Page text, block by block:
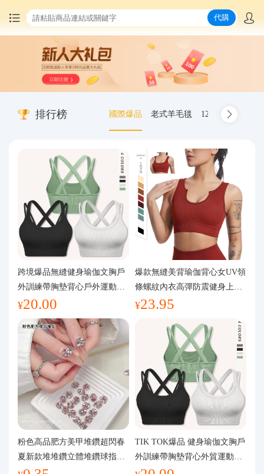
中國商品代購
集運服務
最新公告
物流資訊
代購問答
關於我們
代購
排行榜 國際爆品 老式羊毛毯 12.00-20 truck
跨境爆品無縫健身瑜伽文胸戶
外訓練帶胸墊背心戶外運動瑜
伽服女
¥20.00
爆款無縫美背瑜伽背心女UV領
條螺紋內衣高彈防震健身上裝
運動文胸
¥23.95
粉色高品肥方美甲堆鑽超閃春
夏新款堆堆鑽立體堆鑽球指甲
裝飾品
TIK TOK爆品 健身瑜伽文胸戶
外訓練帶胸墊背心外貿運動瑜
伽服女